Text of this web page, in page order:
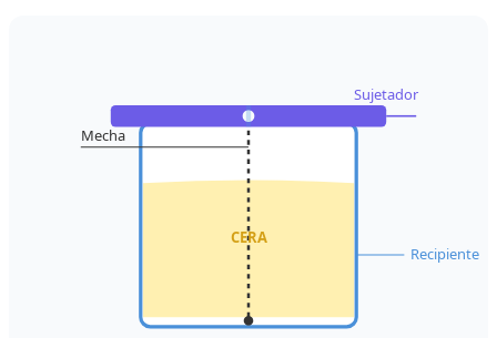
Sujetador
Mecha
Recipiente
CERA